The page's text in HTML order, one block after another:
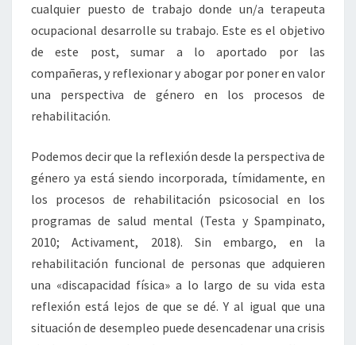
cualquier puesto de trabajo donde un/a terapeuta
ocupacional desarrolle su trabajo. Este es el objetivo
de este post, sumar a lo aportado por las
compañeras, y reflexionar y abogar por poner en valor
una perspectiva de género en los procesos de
rehabilitación.
Podemos decir que la reflexión desde la perspectiva de
género ya está siendo incorporada, tímidamente, en
los procesos de rehabilitación psicosocial en los
programas de salud mental (Testa y Spampinato,
2010; Activament, 2018). Sin embargo, en la
rehabilitación funcional de personas que adquieren
una «discapacidad física» a lo largo de su vida esta
reflexión está lejos de que se dé. Y al igual que una
situación de desempleo puede desencadenar una crisis